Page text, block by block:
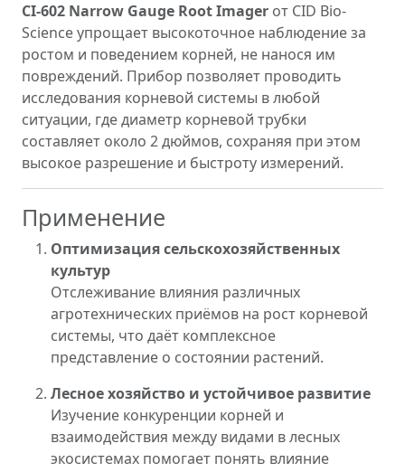
CI-602 Narrow Gauge Root Imager от CID Bio-
Science упрощает высокоточное наблюдение за
ростом и поведением корней, не нанося им
повреждений. Прибор позволяет проводить
исследования корневой системы в любой
ситуации, где диаметр корневой трубки
составляет около 2 дюймов, сохраняя при этом
высокое разрешение и быстроту измерений.
Применение
Оптимизация сельскохозяйственных
культур
Отслеживание влияния различных
агротехнических приёмов на рост корневой
системы, что даёт комплексное
представление о состоянии растений.
Лесное хозяйство и устойчивое развитие
Изучение конкуренции корней и
взаимодействия между видами в лесных
экосистемах помогает понять влияние